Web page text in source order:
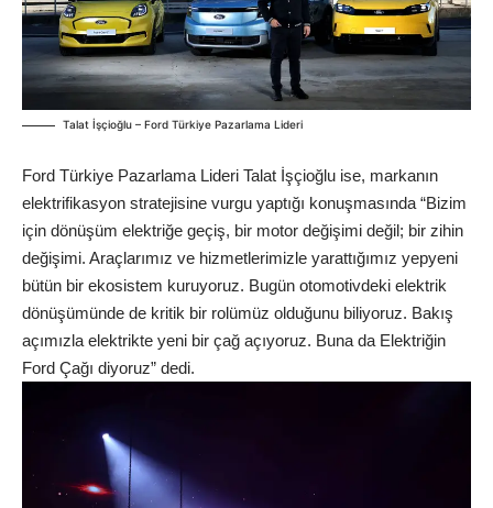
Talat İşçioğlu – Ford Türkiye Pazarlama Lideri
Ford Türkiye Pazarlama Lideri Talat İşçioğlu ise, markanın
elektrifikasyon stratejisine vurgu yaptığı konuşmasında “Bizim
için dönüşüm elektriğe geçiş, bir motor değişimi değil; bir zihin
değişimi. Araçlarımız ve hizmetlerimizle yarattığımız yepyeni
bütün bir ekosistem kuruyoruz. Bugün otomotivdeki elektrik
dönüşümünde de kritik bir rolümüz olduğunu biliyoruz. Bakış
açımızla elektrikte yeni bir çağ açıyoruz. Buna da Elektriğin
Ford Çağı diyoruz” dedi.